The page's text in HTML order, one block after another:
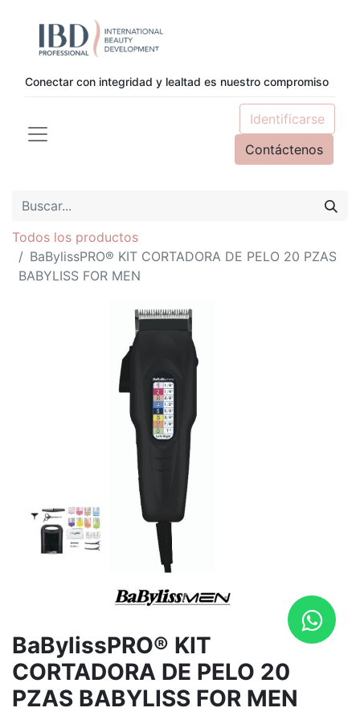
Conectar con integridad y lealtad es nuestro compromiso
Identificarse
Contáctenos
Todos los productos
BaBylissPRO® KIT CORTADORA DE PELO 20 PZAS
BABYLISS FOR MEN
BaBylissPRO® KIT
CORTADORA DE PELO 20
PZAS BABYLISS FOR MEN